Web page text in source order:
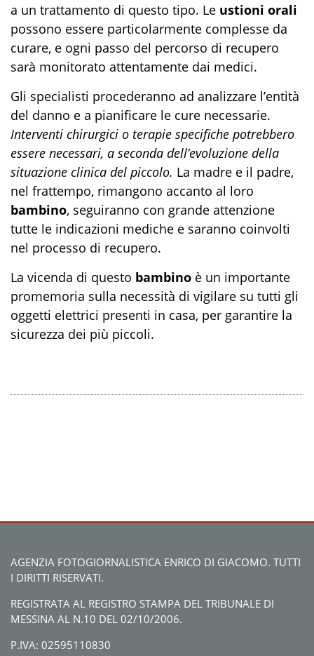
a un trattamento di questo tipo. Le ustioni orali
possono essere particolarmente complesse da
curare, e ogni passo del percorso di recupero
sarà monitorato attentamente dai medici.
Gli specialisti procederanno ad analizzare l’entità
del danno e a pianificare le cure necessarie.
Interventi chirurgici o terapie specifiche potrebbero
essere necessari, a seconda dell’evoluzione della
situazione clinica del piccolo. La madre e il padre,
nel frattempo, rimangono accanto al loro
bambino, seguiranno con grande attenzione
tutte le indicazioni mediche e saranno coinvolti
nel processo di recupero.
La vicenda di questo bambino è un importante
promemoria sulla necessità di vigilare su tutti gli
oggetti elettrici presenti in casa, per garantire la
sicurezza dei più piccoli.
AGENZIA FOTOGIORNALISTICA ENRICO DI GIACOMO. TUTTI
I DIRITTI RISERVATI.
REGISTRATA AL REGISTRO STAMPA DEL TRIBUNALE DI
MESSINA AL N.10 DEL 02/10/2006.
P.IVA: 02595110830